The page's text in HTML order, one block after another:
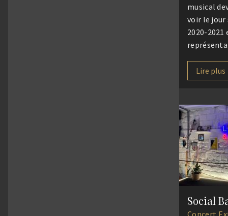
musical
voir le jour
2020-
2021. Le
en aura
réinventer
REJOICE,
projet
fou, né
Lire plus